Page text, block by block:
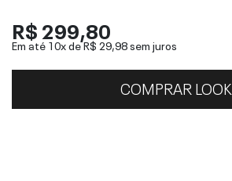
R$ 299,80
Em até 10x deR$ 29,98sem juros
COMPRAR LOOK